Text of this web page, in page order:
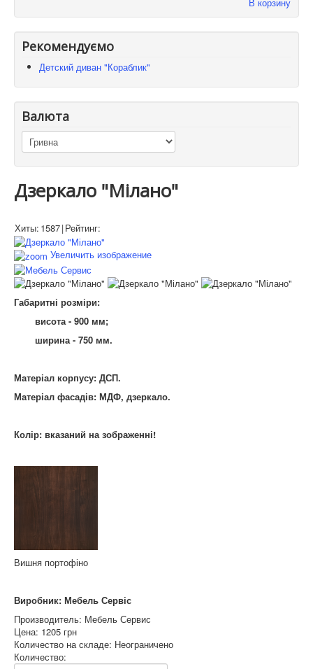
Рекомендуємо
Детский диван "Кораблик"
Валюта
Дзеркало "Мілано"
Хиты: 1587|Рейтинг:
Увеличить изображение
Габаритні розміри:
висота - 900 мм;
ширина - 750 мм.
Матеріал корпусу: ДСП.
Матеріал фасадів: МДФ, дзеркало.
Колір: вказаний на зображенні!
Вишня портофіно
Виробник: Мебель Сервіс
Производитель: Мебель Сервис
Цена: 1205 грн
Количество на складе: Неограничено
Количество: